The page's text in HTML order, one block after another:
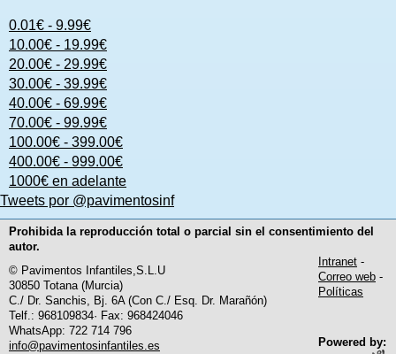
0.01€ - 9.99€
10.00€ - 19.99€
20.00€ - 29.99€
30.00€ - 39.99€
40.00€ - 69.99€
70.00€ - 99.99€
100.00€ - 399.00€
400.00€ - 999.00€
1000€ en adelante
Tweets por @pavimentosinf
Prohibida la reproducción total o parcial sin el consentimiento del
autor.
© Pavimentos Infantiles,S.L.U
30850 Totana (Murcia)
C./ Dr. Sanchis, Bj. 6A (Con C./ Esq. Dr. Marañón)
Telf.: 968109834· Fax: 968424046
WhatsApp: 722 714 796
info@pavimentosinfantiles.es
Intranet -
Correo web -
Políticas
Powered by: